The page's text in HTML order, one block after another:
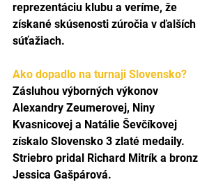
reprezentáciu klubu a veríme, že
získané skúsenosti zúročia v ďalších
súťažiach.
Ako dopadlo na turnaji Slovensko?
Zásluhou výborných výkonov
Alexandry Zeumerovej, Niny
Kvasnicovej a Natálie Ševčíkovej
získalo Slovensko 3 zlaté medaily.
Striebro pridal Richard Mitrík a bronz
Jessica Gašpárová.